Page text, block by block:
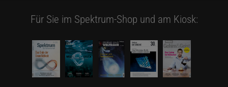
Für Sie im Spektrum-Shop und am Kiosk: